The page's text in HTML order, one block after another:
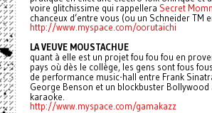
voire glitchissime qui rappellera Secret
chanceux d’entre vous (ou un Schneider TM
http://www.myspace.com/oorutaichi
LA VEUVE MOUSTACHUE
quant à elle est un projet fou fou fou en
pays où dès le collège, les gens sont fous
de performance music-hall entre Frank
George Benson et un blockbuster Bollywood
karaoke.
http://www.myspace.com/gamakazz